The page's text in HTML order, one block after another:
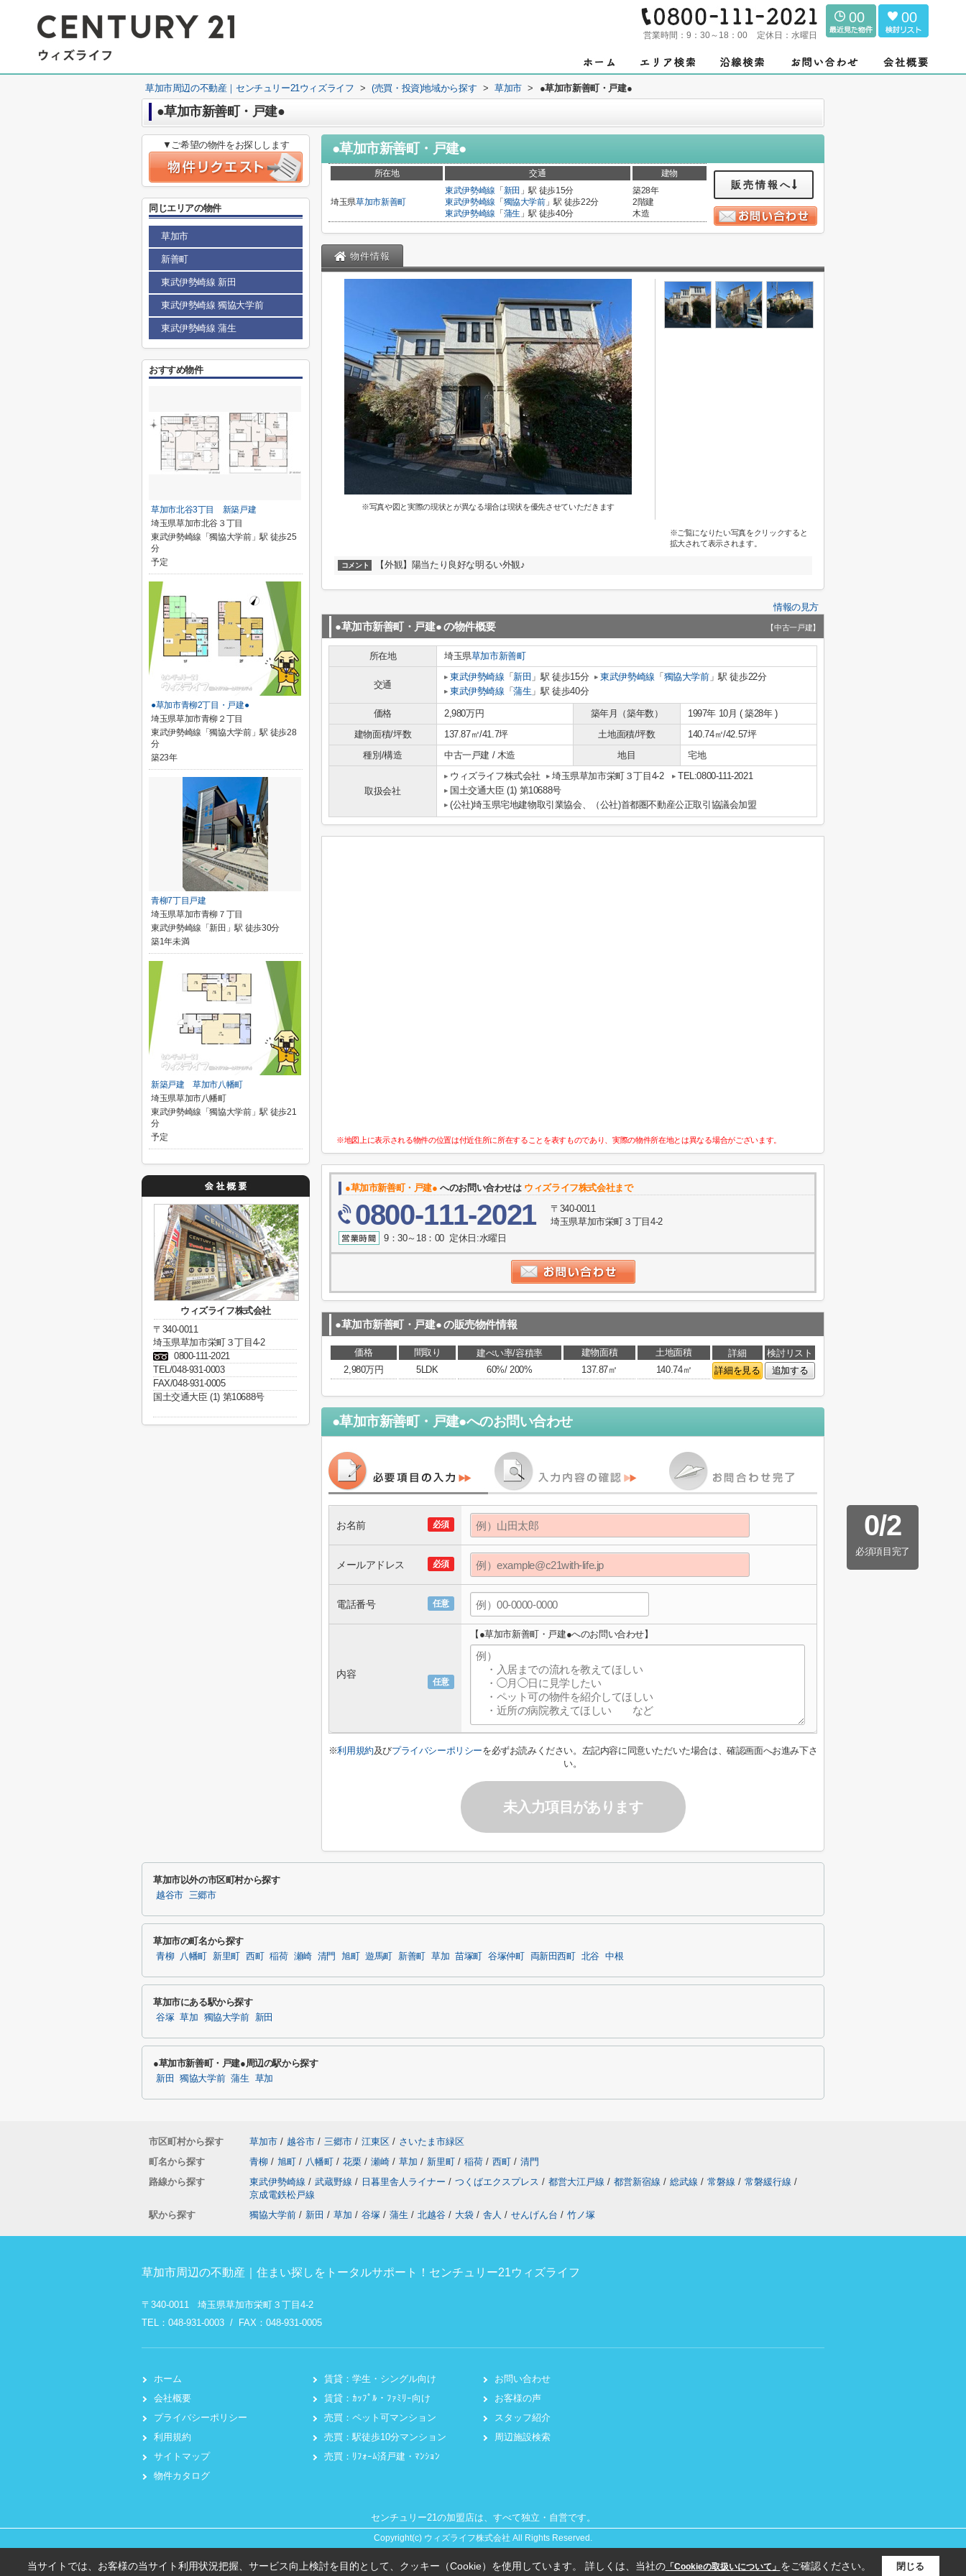
営業時間： 9：30～18：00 定休日： 水曜日
00 00
草加市周辺の不動産｜センチュリー21ウィズライフ > (売買・投資)地域から探す > 草加市 > ●草加市新善町・戸建●
●草加市新善町・戸建●
●草加市新善町・戸建●
所在地 交通 建物
埼玉県草加市新善町
東武伊勢崎線 「 新田 」駅 徒歩15分
東武伊勢崎線 「 獨協大学前」駅 徒歩22分
東武伊勢崎線 「 蒲生 」駅 徒歩40分
築28年
2階建
木造
販売情報へ
物件情報
※写真や図と実際の現状とが異なる場合は現状を優先させていただきます
※ご覧になりたい写真をクリックすると
拡大されて表示されます。
コメント 【外観】陽当たり良好な明るい外観♪
情報の見方
●草加市新善町・戸建●の物件概要 【中古一戸建】
所在地 埼玉県草加市新善町
交通
東武伊勢崎線 「 新田 」駅 徒歩15分 東武伊勢崎線 「 獨協大学前」駅 徒歩22分
東武伊勢崎線 「蒲生 」駅 徒歩40分
価格 2,980万円 築年月（築年数）
1997年 10月 ( 築28年 )
建物面積/坪数
137.87㎡/41.7坪 土地面積/坪数
140.74㎡/42.57坪
種別/構造
中古一戸建 / 木造 地目 宅地
取扱会社
ウィズライフ株式会社 埼玉県草加市栄町３丁目4-2
TEL:0800-111-2021
国土交通大臣 (1) 第10688号
(公社)埼玉県宅地建物取引業協会、（公社)首都圏不動産公正取引協議会加盟
※地図上に表示される物件の位置は付近住所に所在することを表すものであり、実際の物件所在地とは異なる場合がございます。
●草加市新善町・戸建● へのお問い合わせは ウィズライフ株式会社まで
0800-111-2021
〒340-0011
埼玉県草加市栄町３丁目4-2
9：30～18：00 定休日:水曜日
●草加市新善町・戸建●の販売物件情報
価格 間取り 建ぺい率/容積率 建物面積 土地面積 詳細
検討リスト
2,980万円
5LDK 60%/ 200% 137.87㎡ 140.74㎡ 詳細を見る 追加する
●草加市新善町・戸建●へのお問い合わせ
0/2
必須項目完了
必須
お名前
必須
メールアドレス
任意
電話番号
任意
内容
【●草加市新善町・戸建●へのお問い合わせ】
※利用規約及びプライバシーポリシーを必ずお読みください。左記内容に同意いただいた場合は、確認画面へお進み下さ
い。
未入力項目があります
▼ご希望の物件をお探しします
同じエリアの物件
草加市
新善町
東武伊勢崎線 新田
東武伊勢崎線 獨協大学前
東武伊勢崎線 蒲生
おすすめ物件
草加市北谷3丁目 新築戸建
埼玉県草加市北谷３丁目
東武伊勢崎線「獨協大学前」駅 徒歩25
分
予定
●草加市青柳2丁目・戸建●
埼玉県草加市青柳２丁目
東武伊勢崎線「獨協大学前」駅 徒歩28
分
築23年
青柳7丁目戸建
埼玉県草加市青柳７丁目
東武伊勢崎線「新田」駅 徒歩30分
築1年未満
新築戸建 草加市八幡町
埼玉県草加市八幡町
東武伊勢崎線「獨協大学前」駅 徒歩21
分
予定
ウィズライフ株式会社
〒340-0011
埼玉県草加市栄町３丁目4-2
0800-111-2021
TEL/048-931-0003
FAX/048-931-0005
国土交通大臣 (1) 第10688号
草加市以外の市区町村から探す
越谷市 三郷市
草加市の町名から探す
青柳 八幡町 新里町 西町 稲荷 瀬崎 清門 旭町 遊馬町 新善町 草加 苗塚町 谷塚仲町 両新田西町 北谷 中根
草加市にある駅から探す
谷塚 草加 獨協大学前 新田
●草加市新善町・戸建●周辺の駅から探す
新田 獨協大学前 蒲生 草加
市区町村から探す 草加市 / 越谷市 / 三郷市 / 江東区 / さいたま市緑区
町名から探す
青柳 / 旭町 / 八幡町 / 花栗 / 瀬崎 / 草加 / 新里町 / 稲荷 / 西町 / 清門
路線から探す
東武伊勢崎線 / 武蔵野線 / 日暮里舎人ライナー / つくばエクスプレス / 都営大江戸線 / 都営新宿線 / 総武線 / 常磐線 / 常磐緩行線 /
京成電鉄松戸線
駅から探す
獨協大学前 / 新田 / 草加 / 谷塚 / 蒲生 / 北越谷 / 大袋 / 舎人 / せんげん台 / 竹ノ塚
草加市周辺の不動産｜住まい探しをトータルサポート！センチュリー21ウィズライフ
〒340-0011 埼玉県草加市栄町３丁目4-2
TEL：048-931-0003 / FAX：048-931-0005
ホーム
会社概要
プライバシーポリシー
利用規約
サイトマップ
物件カタログ
賃貸：学生・シングル向け
賃貸：ｶｯﾌﾟﾙ・ﾌｧﾐﾘｰ向け
売買：ペット可マンション
売買：駅徒歩10分マンション
売買：ﾘﾌｫｰﾑ済戸建・ﾏﾝｼｮﾝ
お問い合わせ
お客様の声
スタッフ紹介
周辺施設検索
センチュリー21の加盟店は、すべて独立・自営です。
Copyright(c) ウィズライフ株式会社 All Rights Reserved.
当サイトでは、お客様の当サイト利用状況把握、サービス向上検討を目的として、クッキー（Cookie）を使用しています。 詳しくは、当社の「Cookieの取扱いについて」 をご確認ください。 閉じる